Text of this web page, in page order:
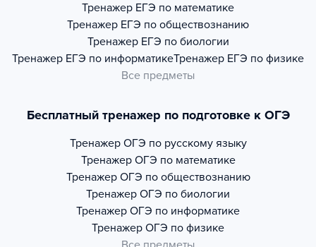
Тренажер ЕГЭ по математике
Тренажер ЕГЭ по обществознанию
Тренажер ЕГЭ по биологии
Тренажер ЕГЭ по информатикеТренажер ЕГЭ по физике
Все предметы
Бесплатный тренажер по подготовке к ОГЭ
Тренажер ОГЭ по русскому языку
Тренажер ОГЭ по математике
Тренажер ОГЭ по обществознанию
Тренажер ОГЭ по биологии
Тренажер ОГЭ по информатике
Тренажер ОГЭ по физике